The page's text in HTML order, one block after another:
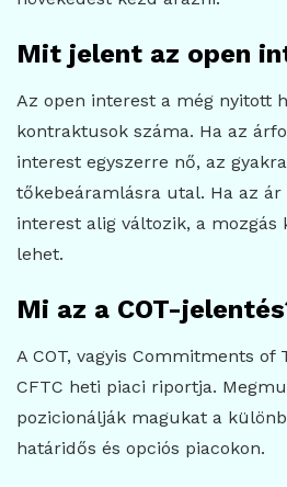
Mit jelent az open
Az open interest a még nyitott
kontraktusok száma. Ha az
interest egyszerre nő, az
tőkebeáramlásra utal. Ha az ár
interest alig változik, a mozgás
lehet.
Mi az a COT-
A COT, vagyis Commitments of
CFTC heti piaci riportja.
pozicionálják magukat a
határidős és opciós piacokon.